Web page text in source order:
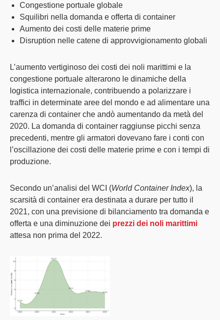
Congestione portuale globale
Squilibri nella domanda e offerta di container
Aumento dei costi delle materie prime
Disruption nelle catene di approvvigionamento globali
L’aumento vertiginoso dei costi dei noli marittimi e la
congestione portuale alterarono le dinamiche della
logistica internazionale, contribuendo a polarizzare i
traffici in determinate aree del mondo e ad alimentare una
carenza di container che andò aumentando da metà del
2020. La domanda di container raggiunse picchi senza
precedenti, mentre gli armatori dovevano fare i conti con
l’oscillazione dei costi delle materie prime e con i tempi di
produzione.
Secondo un’analisi del WCI (World Container Index), la
scarsità di container era destinata a durare per tutto il
2021, con una previsione di bilanciamento tra domanda e
offerta e una diminuzione dei prezzi dei noli marittimi
attesa non prima del 2022.